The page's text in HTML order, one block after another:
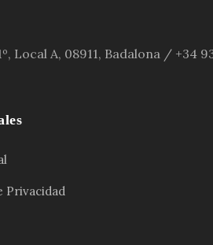
Local A, 08911, Badalona / +34
Privacidad